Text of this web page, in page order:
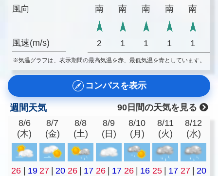
風向
風速(m/s)
南
南 南 南 南
2 1 1 1 1
※気温グラフは、表示期間の最高気温を赤、最低気温を青としています。
コンパスを表示
週間天気
90日間の天気を見る
8/6
(木)
8/7
(金)
8/8
(土)
8/9
(日)
8/10
(月)
8/11
(火)
8/12
(水)
26 | 19 27 | 20 26 | 17 26 | 17 26 | 16 25 | 17 27 | 20